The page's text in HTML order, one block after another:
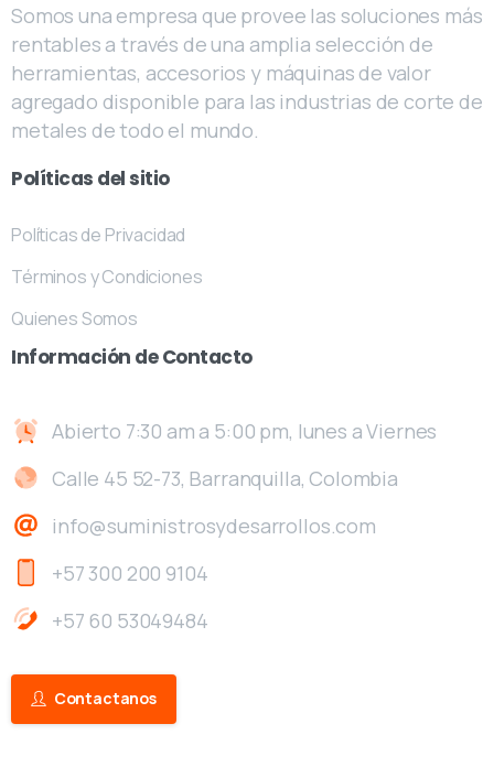
Somos una empresa que provee las soluciones más
rentables a través de una amplia selección de
herramientas, accesorios y máquinas de valor
agregado disponible para las industrias de corte de
metales de todo el mundo.
Políticas delsitio
Políticas de Privacidad
Términos y Condiciones
Quienes Somos
Información deContacto
Abierto 7:30 am a 5:00 pm, lunes a Viernes
Calle 45 52-73, Barranquilla, Colombia
info@suministrosydesarrollos.com
+57 300 200 9104
+57 60 53049484
Contactanos